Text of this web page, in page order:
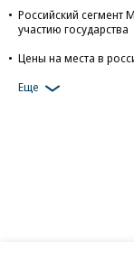
Российский сегмент
участию государства
Цены на места в
Еще